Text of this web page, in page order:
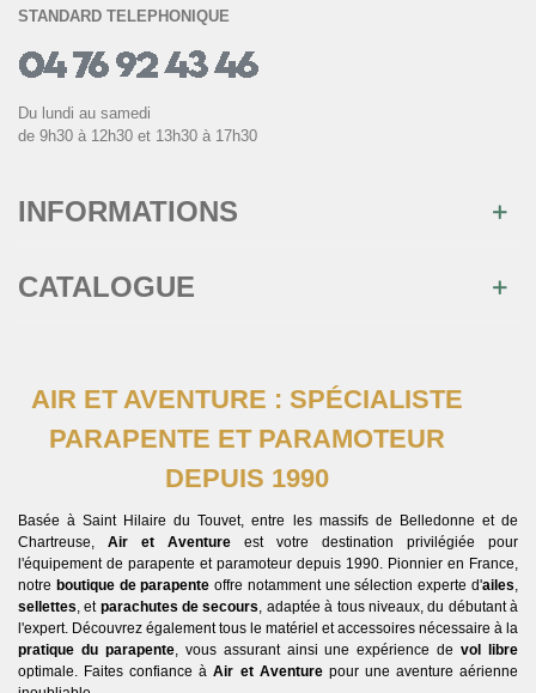
STANDARD TELEPHONIQUE
Du lundi au samedi
de 9h30 à 12h30 et 13h30 à 17h30
INFORMATIONS
CATALOGUE
AIR ET AVENTURE : SPÉCIALISTE
PARAPENTE ET PARAMOTEUR
DEPUIS 1990
Basée à Saint Hilaire du Touvet, entre les massifs de Belledonne et de
Chartreuse, Air et Aventure est votre destination privilégiée pour
l'équipement de parapente et paramoteur depuis 1990. Pionnier en France,
notre boutique de parapente offre notamment une sélection experte d'ailes
sellettes , et parachutes de secours , adaptée à tous niveaux, du débutant à
l'expert. Découvrez également tous le matériel et accessoires nécessaire à la
pratique du parapente, vous assurant ainsi une expérience devol libre
optimale. Faites confiance àAir et Aventurepour une aventure aérienne